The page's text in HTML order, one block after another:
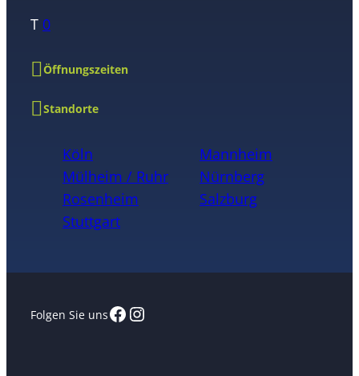
T 0
Öffnungszeiten
Standorte
Köln
Mannheim
Mülheim / Ruhr
Nürnberg
Rosenheim
Salzburg
Stuttgart
Folgen Sie unsFacebook
Instagram